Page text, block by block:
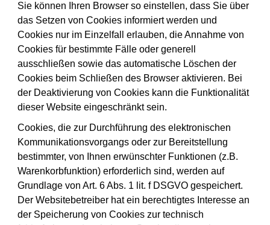
Sie können Ihren Browser so einstellen, dass Sie über
das Setzen von Cookies informiert werden und
Cookies nur im Einzelfall erlauben, die Annahme von
Cookies für bestimmte Fälle oder generell
ausschließen sowie das automatische Löschen der
Cookies beim Schließen des Browser aktivieren. Bei
der Deaktivierung von Cookies kann die Funktionalität
dieser Website eingeschränkt sein.
Cookies, die zur Durchführung des elektronischen
Kommunikationsvorgangs oder zur Bereitstellung
bestimmter, von Ihnen erwünschter Funktionen (z.B.
Warenkorbfunktion) erforderlich sind, werden auf
Grundlage von Art. 6 Abs. 1 lit. f DSGVO gespeichert.
Der Websitebetreiber hat ein berechtigtes Interesse an
der Speicherung von Cookies zur technisch